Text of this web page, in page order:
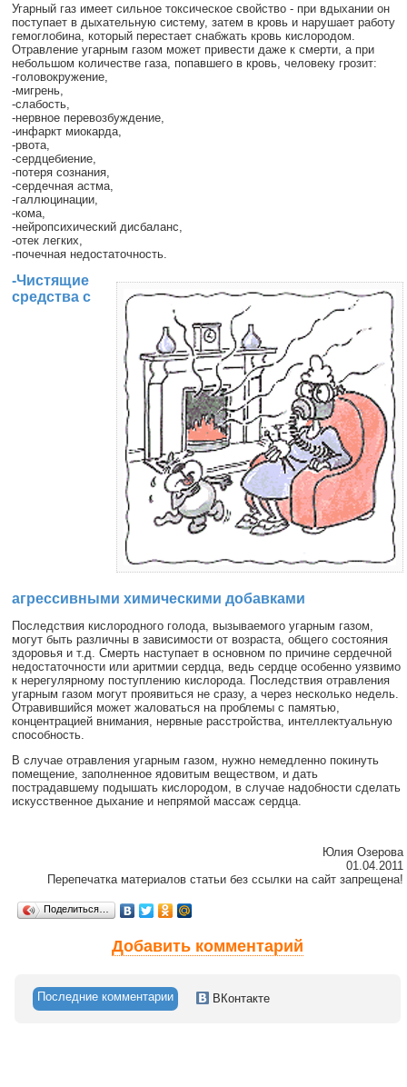
Угарный газ имеет сильное токсическое свойство - при вдыхании он
поступает в дыхательную систему, затем в кровь и нарушает работу
гемоглобина, который перестает снабжать кровь кислородом.
Отравление угарным газом может привести даже к смерти, а при
небольшом количестве газа, попавшего в кровь, человеку грозит:
-головокружение,
-мигрень,
-слабость,
-нервное перевозбуждение,
-инфаркт миокарда,
-рвота,
-сердцебиение,
-потеря сознания,
-сердечная астма,
-галлюцинации,
-кома,
-нейропсихический дисбаланс,
-отек легких,
-почечная недостаточность.
-Чистящие
средства с
агрессивными химическими добавками
Последствия кислородного голода, вызываемого угарным газом,
могут быть различны в зависимости от возраста, общего состояния
здоровья и т.д. Смерть наступает в основном по причине сердечной
недостаточности или аритмии сердца, ведь сердце особенно уязвимо
к нерегулярному поступлению кислорода. Последствия отравления
угарным газом могут проявиться не сразу, а через несколько недель.
Отравившийся может жаловаться на проблемы с памятью,
концентрацией внимания, нервные расстройства, интеллектуальную
способность.
В случае отравления угарным газом, нужно немедленно покинуть
помещение, заполненное ядовитым веществом, и дать
пострадавшему подышать кислородом, в случае надобности сделать
искусственное дыхание и непрямой массаж сердца.
Юлия Озерова
01.04.2011
Перепечатка материалов статьи без ссылки на сайт запрещена!
Поделиться…
Добавить комментарий
Последние комментарии ВКонтакте